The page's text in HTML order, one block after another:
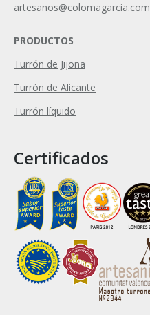
artesanos@colomagarcia.com
PRODUCTOS
Turrón de Jijona
Turrón de Alicante
Turrón líquido
Certificados